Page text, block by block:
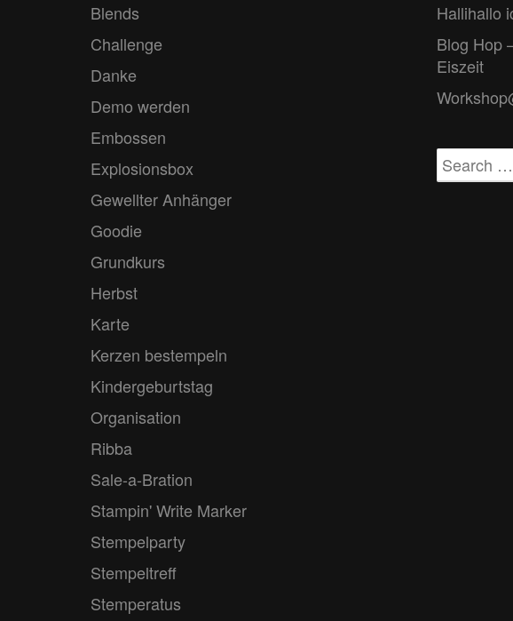
Blends
Challenge
Danke
Demo werden
Embossen
Explosionsbox
Gewellter Anhänger
Goodie
Grundkurs
Herbst
Karte
Kerzen bestempeln
Kindergeburtstag
Organisation
Ribba
Sale-a-Bration
Stampin' Write Marker
Stempelparty
Stempeltreff
Stemperatus
Hallihallo
Blog Hop
Eiszeit
Search
for: